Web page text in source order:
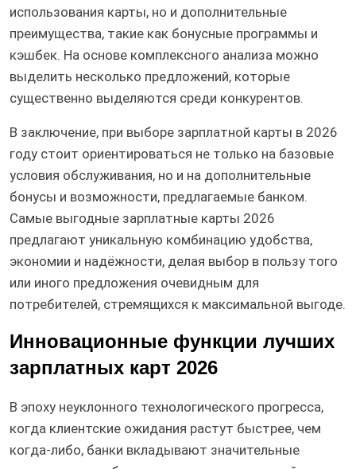
использования карты, но и дополнительные
преимущества, такие как бонусные программы и
кэшбек. На основе комплексного анализа можно
выделить несколько предложений, которые
существенно выделяются среди конкурентов.
В заключение, при выборе зарплатной карты в 2026
году стоит ориентироваться не только на базовые
условия обслуживания, но и на дополнительные
бонусы и возможности, предлагаемые банком.
Самые выгодные зарплатные карты 2026
предлагают уникальную комбинацию удобства,
экономии и надёжности, делая выбор в пользу того
или иного предложения очевидным для
потребителей, стремящихся к максимальной выгоде.
Инновационные функции лучших
зарплатных карт 2026
В эпоху неуклонного технологического прогресса,
когда клиентские ожидания растут быстрее, чем
когда-либо, банки вкладывают значительные